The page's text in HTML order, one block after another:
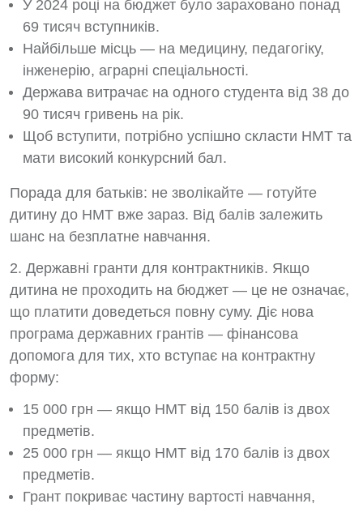
У 2024 році на бюджет було зараховано понад
69 тисяч вступників.
Найбільше місць — на медицину, педагогіку,
інженерію, аграрні спеціальності.
Держава витрачає на одного студента від 38 до
90 тисяч гривень на рік.
Щоб вступити, потрібно успішно скласти НМТ та
мати високий конкурсний бал.
Порада для батьків: не зволікайте — готуйте
дитину до НМТ вже зараз. Від балів залежить
шанс на безплатне навчання.
2. Державні гранти для контрактників. Якщо
дитина не проходить на бюджет — це не означає,
що платити доведеться повну суму. Діє нова
програма державних грантів — фінансова
допомога для тих, хто вступає на контрактну
форму:
15 000 грн — якщо НМТ від 150 балів із двох
предметів.
25 000 грн — якщо НМТ від 170 балів із двох
предметів.
Грант покриває частину вартості навчання,